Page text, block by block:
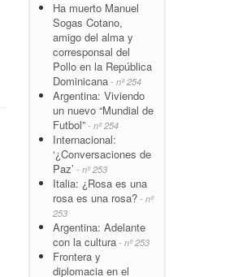
Ha muerto Manuel
Sogas Cotano,
amigo del alma y
corresponsal del
Pollo en la República
Dominicana - nº 254
Argentina: Viviendo
un nuevo “Mundial de
Futbol” - nº 254
Internacional:
‘¿Conversaciones de
Paz’ - nº 253
Italia: ¿Rosa es una
rosa es una rosa? - nº
253
Argentina: Adelante
con la cultura - nº 253
Frontera y
diplomacia en el